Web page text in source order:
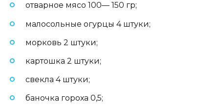
отварное мясо 100— 150 гр;
малосольные огурцы 4 штуки;
морковь 2 штуки;
картошка 2 штуки;
свекла 4 штуки;
баночка гороха 0,5;